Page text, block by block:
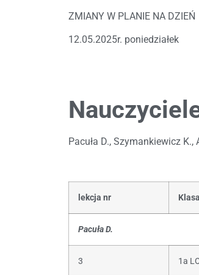
ZMIANY W PLANIE NA DZIEŃ
12.05.2025r. poniedziałek
Pacuła D., Szymankiewicz
lekcja nr Klasa
Pacuła D.
3 1a